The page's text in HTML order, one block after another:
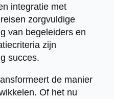
integratie met
zorgvuldige
van begeleiders en
zijn
succes.
de manier
Of het nu